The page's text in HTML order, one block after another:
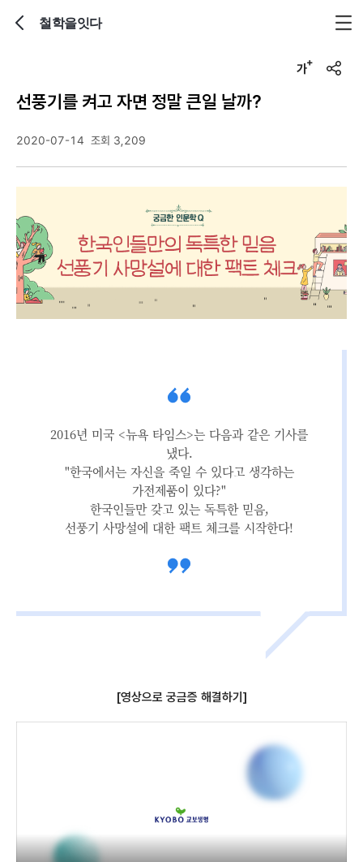
철학을잇다
u
선풍기를 켜고 자면 정말 큰일 날까?
2020-07-14 조회 3,209
2016년 미국 <뉴욕 타임스>는 다음과 같은 기사를
냈다.
"한국에서는 자신을 죽일 수 있다고 생각하는
가전제품이 있다?"
한국인들만 갖고 있는 독특한 믿음,
선풍기 사망설에 대한 팩트 체크를 시작한다!
[영상으로 궁금증 해결하기]